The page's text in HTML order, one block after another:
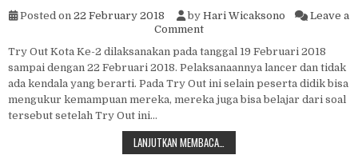
Posted on 22 February 2018 by Hari Wicaksono
Leave a
Commenton TRY OUT KOTA KE-2
Try Out Kota Ke-2 dilaksanakan pada tanggal 19 Februari 2018
sampai dengan 22 Februari 2018. Pelaksanaannya lancer dan tidak
ada kendala yang berarti. Pada Try Out ini selain peserta didik bisa
mengukur kemampuan mereka, mereka juga bisa belajar dari soal
tersebut setelah Try Out ini…
LANJUTKAN MEMBACA…